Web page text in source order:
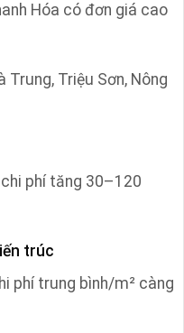
Hóa có đơn giá cao
Trung, Triệu Sơn, Nông
phí tăng 30–120
trúc
phí trung bình/m² càng